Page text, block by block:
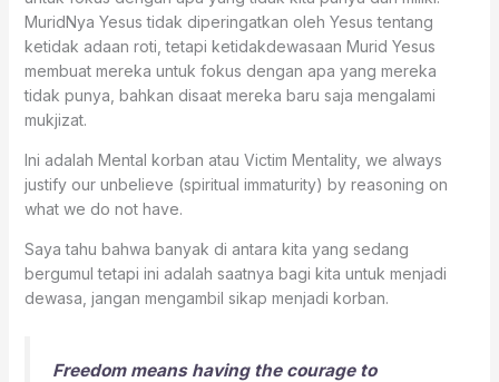
MuridNya Yesus tidak diperingatkan oleh Yesus tentang
ketidak adaan roti, tetapi ketidakdewasaan Murid Yesus
membuat mereka untuk fokus dengan apa yang mereka
tidak punya, bahkan disaat mereka baru saja mengalami
mukjizat.
Ini adalah Mental korban atau Victim Mentality, we always
justify our unbelieve (spiritual immaturity) by reasoning on
what we do not have.
Saya tahu bahwa banyak di antara kita yang sedang
bergumul tetapi ini adalah saatnya bagi kita untuk menjadi
dewasa, jangan mengambil sikap menjadi korban.
Freedom means having the courage to